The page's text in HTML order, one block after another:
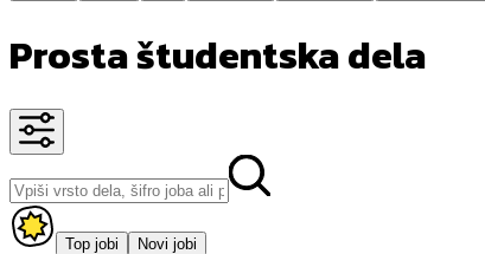
Prosta študentska dela
Top jobi Novi jobi